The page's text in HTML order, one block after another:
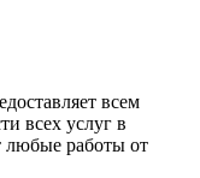
всем
всех услуг в
любые работы от